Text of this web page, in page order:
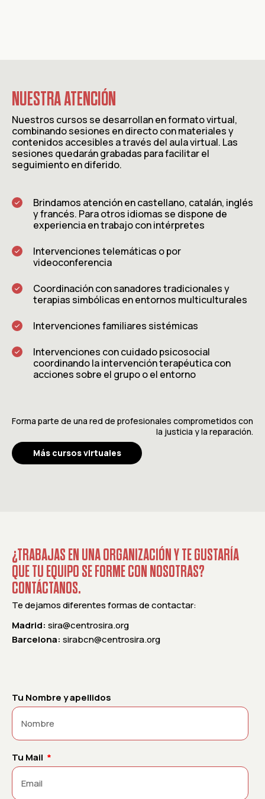
NUESTRA ATENCIÓN
Nuestros cursos se desarrollan en formato virtual,
combinando sesiones en directo con materiales y
contenidos accesibles a través del aula virtual. Las
sesiones quedarán grabadas para facilitar el
seguimiento en diferido.
Brindamos atención en castellano, catalán, inglés
y francés. Para otros idiomas se dispone de
experiencia en trabajo con intérpretes
Intervenciones telemáticas o por
videoconferencia
Coordinación con sanadores tradicionales y
terapias simbólicas en entornos multiculturales
Intervenciones familiares sistémicas
Intervenciones con cuidado psicosocial
coordinando la intervención terapéutica con
acciones sobre el grupo o el entorno
Forma parte de una red de profesionales comprometidos con
la justicia y la reparación.
Más cursos virtuales
¿TRABAJAS EN UNA ORGANIZACIÓN Y TE GUSTARÍA
QUE TU EQUIPO SE FORME CON NOSOTRAS?
CONTÁCTANOS.
Te dejamos diferentes formas de contactar:
Madrid: sira@centrosira.org
Barcelona: sirabcn@centrosira.org
Tu Nombre y apellidos
Tu Mail